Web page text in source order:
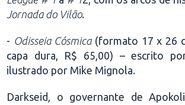
Jornada do Vilão.
- Odisseia Cósmica(formato 17 x 26
capa dura, R$ 65,00) – escrito
ilustrado por Mike Mignola.
Darkseid, o governante de